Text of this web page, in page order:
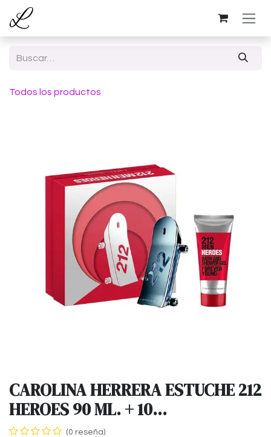
Ir al contenido
Todos los productos
CAROLINA HERRERA ESTUCHE 212
HEROES 90 ML. + 10...
(0 reseña)